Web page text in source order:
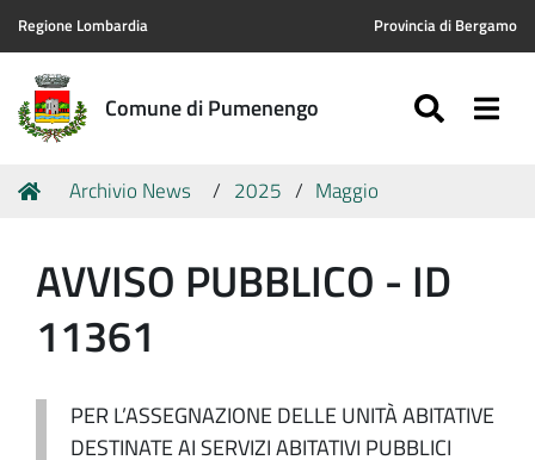
Regione Lombardia Provincia di Bergamo
Comune di Pumenengo
Tu
Home
Archivio News 2025 Maggio
AVVISO PUBBLICO - ID
11361
PER L’ASSEGNAZIONE DELLE UNITÀ ABITATIVE
DESTINATE AI SERVIZI ABITATIVI PUBBLICI